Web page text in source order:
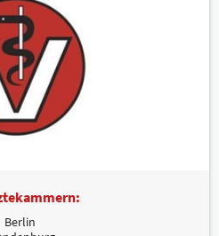
Berlin